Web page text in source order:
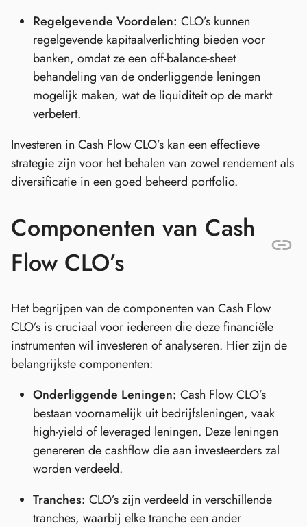
Regelgevende Voordelen: CLO’s kunnen
regelgevende kapitaalverlichting bieden voor
banken, omdat ze een off-balance-sheet
behandeling van de onderliggende leningen
mogelijk maken, wat de liquiditeit op de markt
verbetert.
Investeren in Cash Flow CLO’s kan een effectieve
strategie zijn voor het behalen van zowel rendement als
diversificatie in een goed beheerd portfolio.
Componenten van Cash
Flow CLO’s
Het begrijpen van de componenten van Cash Flow
CLO’s is cruciaal voor iedereen die deze financiële
instrumenten wil investeren of analyseren. Hier zijn de
belangrijkste componenten:
Onderliggende Leningen: Cash Flow CLO’s
bestaan voornamelijk uit bedrijfsleningen, vaak
high-yield of leveraged leningen. Deze leningen
genereren de cashflow die aan investeerders zal
worden verdeeld.
Tranches: CLO’s zijn verdeeld in verschillende
tranches, waarbij elke tranche een ander